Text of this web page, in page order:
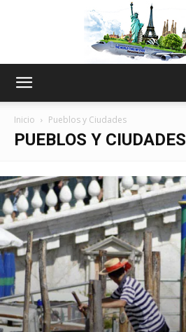
Thru
My
Inicio Pueblos y Ciudades
PUEBLOS Y CIUDADES